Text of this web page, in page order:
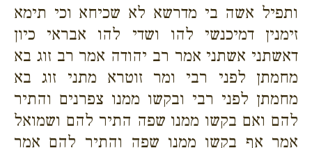
ותפיל אשה בי מדרשא לא שכיחא וכי תימא
זימנין דמיכנשי להו ושדי להו אבראי כיון
דאשתני אשתני אמר רב יהודה אמר רב זוג בא
מחמתן לפני רבי ומר זוטרא מתני זוג בא
מחמתן לפני רבי ובקשו ממנו צפרנים והתיר
להם ואם בקשו ממנו שפה התיר להם ושמואל
אמר אף בקשו ממנו שפה והתיר להם אמר